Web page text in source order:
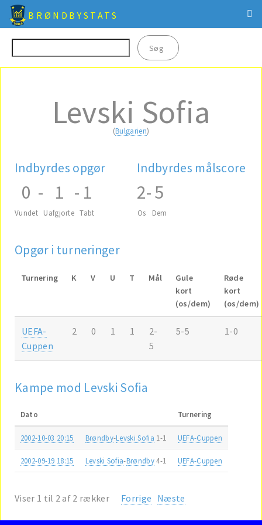
BRØNDBYSTATS
Levski Sofia
(Bulgarien)
Indbyrdes opgør
0
Vundet
- 1
Uafgjorte
- 1
Tabt
Indbyrdes målscore
2
Os
-5
Dem
Opgør i turneringer
Turnering K V U T Mål
Gule
kort
(os/dem)
Røde
kort
(os/dem)
UEFA-
Cuppen
2 0 1 1
2-
5
5-5 1-0
Kampe mod Levski Sofia
Dato Turnering
2002-10-03 20:15 Brøndby-Levski Sofia 1-1 UEFA-Cuppen
2002-09-19 18:15 Levski Sofia-Brøndby4-1 UEFA-Cuppen
Viser 1 til 2 af 2 rækker Forrige Næste